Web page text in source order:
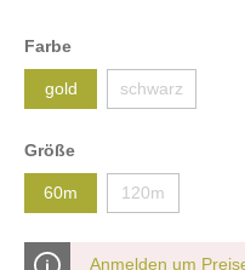
Farbe
gold schwarz
Größe
60m 120m
Anmelden um